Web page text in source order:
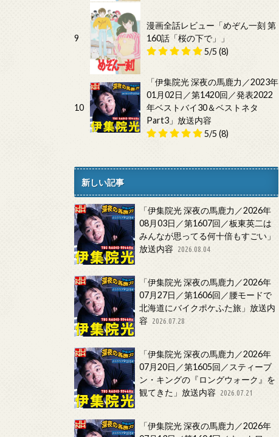
9
漫画全話レビュー「めぞん一刻 第
160話「桜の下で」」
5/5 (8)
10
「伊集院光 深夜の馬鹿力／2023年
01月02日／第1420回／発表2022
年ベストバイ30＆ベストネタ
Part3」放送内容
5/5 (8)
新しい記事
「伊集院光 深夜の馬鹿力／2026年
08月03日／第1607回／板東英二は
みんなが思ってる何十倍もすごい」
放送内容
2026.08.04
「伊集院光 深夜の馬鹿力／2026年
07月27日／第1606回／腰モードで
北海道にバイクポケふた旅」放送内
容
2026.07.28
「伊集院光 深夜の馬鹿力／2026年
07月20日／第1605回／スティーブ
ン・キングの『ロングウォーク』を
観てきた」放送内容
2026.07.21
「伊集院光 深夜の馬鹿力／2026年